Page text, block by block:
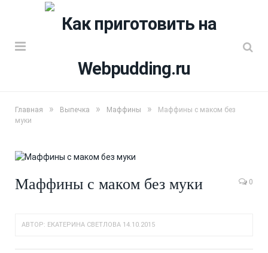
Главная » Выпечка » Маффины »
Маффины с маком без
муки
Маффины с маком без муки 0
АВТОР: ЕКАТЕРИНА СВЕТЛОВА 14.10.2015